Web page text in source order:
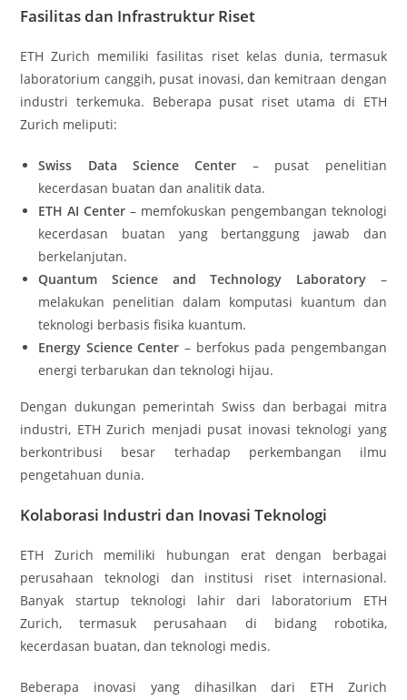
Fasilitas dan Infrastruktur Riset
ETH Zurich memiliki fasilitas riset kelas dunia, termasuk
laboratorium canggih, pusat inovasi, dan kemitraan dengan
industri terkemuka. Beberapa pusat riset utama di ETH
Zurich meliputi:
Swiss Data Science Center – pusat penelitian
kecerdasan buatan dan analitik data.
ETH AI Center – memfokuskan pengembangan teknologi
kecerdasan buatan yang bertanggung jawab dan
berkelanjutan.
Quantum Science and Technology Laboratory–
melakukan penelitian dalam komputasi kuantum dan
teknologi berbasis fisika kuantum.
Energy Science Center – berfokus pada pengembangan
energi terbarukan dan teknologi hijau.
Dengan dukungan pemerintah Swiss dan berbagai mitra
industri, ETH Zurich menjadi pusat inovasi teknologi yang
berkontribusi besar terhadap perkembangan ilmu
pengetahuan dunia.
Kolaborasi Industri dan Inovasi Teknologi
ETH Zurich memiliki hubungan erat dengan berbagai
perusahaan teknologi dan institusi riset internasional.
Banyak startup teknologi lahir dari laboratorium ETH
Zurich, termasuk perusahaan di bidang robotika,
kecerdasan buatan, dan teknologi medis.
Beberapa inovasi yang dihasilkan dari ETH Zurich